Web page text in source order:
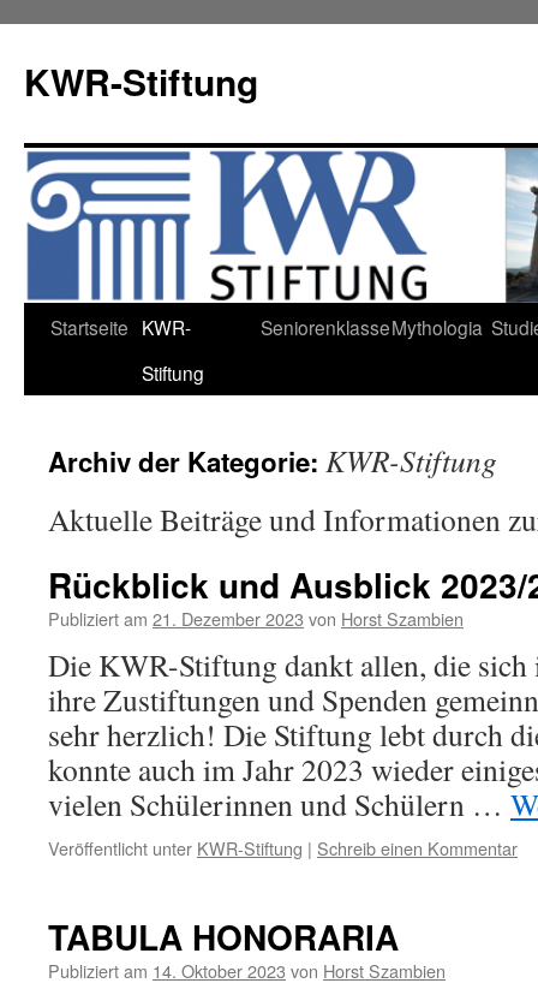
KWR-Stiftung
Zum
Startseite KWR-
Stiftung
SeniorenklasseMythologia
Archiv der Kategorie: KWR-Stiftung
Aktuelle Beiträge und Informationen
Rückblick und Ausblick 2023/
Publiziert am 21. Dezember 2023 von Horst Szambien
Die KWR-Stiftung dankt allen, die sich
ihre Zustiftungen und Spenden
sehr herzlich! Die Stiftung lebt durch
konnte auch im Jahr 2023 wieder
vielen Schülerinnen und Schülern …
Veröffentlicht unter KWR-Stiftung | Schreib einen Kommentar
TABULA HONORARIA
Publiziert am 14. Oktober 2023 von Horst Szambien